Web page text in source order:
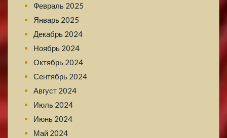
Февраль 2025
Январь 2025
Декабрь 2024
Ноябрь 2024
Октябрь 2024
Сентябрь 2024
Август 2024
Июль 2024
Июнь 2024
Май 2024